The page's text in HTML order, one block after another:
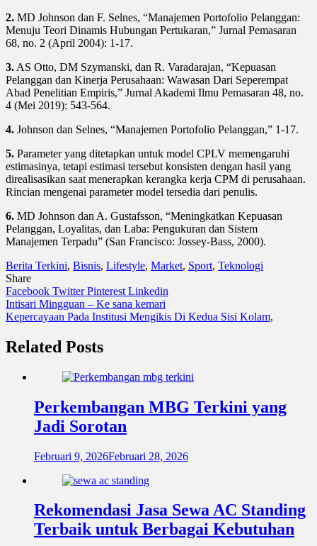
2. MD Johnson dan F. Selnes, “Manajemen Portofolio Pelanggan:
Menuju Teori Dinamis Hubungan Pertukaran,” Jurnal Pemasaran
68, no. 2 (April 2004): 1-17.
3. AS Otto, DM Szymanski, dan R. Varadarajan, “Kepuasan
Pelanggan dan Kinerja Perusahaan: Wawasan Dari Seperempat
Abad Penelitian Empiris,” Jurnal Akademi Ilmu Pemasaran 48, no.
4 (Mei 2019): 543-564.
4. Johnson dan Selnes, “Manajemen Portofolio Pelanggan,” 1-17.
5. Parameter yang ditetapkan untuk model CPLV memengaruhi
estimasinya, tetapi estimasi tersebut konsisten dengan hasil yang
direalisasikan saat menerapkan kerangka kerja CPM di perusahaan.
Rincian mengenai parameter model tersedia dari penulis.
6. MD Johnson dan A. Gustafsson, “Meningkatkan Kepuasan
Pelanggan, Loyalitas, dan Laba: Pengukuran dan Sistem
Manajemen Terpadu” (San Francisco: Jossey-Bass, 2000).
Berita Terkini, Bisnis, Lifestyle, Market, Sport, Teknologi
Share
Facebook TwitterPinterest Linkedin
Navigasi
pos
Intisari Mingguan – Ke sana kemari
Kepercayaan Pada Institusi Mengikis Di Kedua Sisi Kolam,
Related Posts
Perkembangan MBG Terkini yang
Jadi Sorotan
Februari 9, 2026Februari 28, 2026
Rekomendasi Jasa Sewa AC Standing
Terbaik untuk Berbagai Kebutuhan